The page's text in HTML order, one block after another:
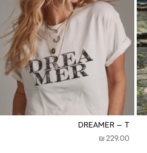
DREAMER – T
₪ 229.00